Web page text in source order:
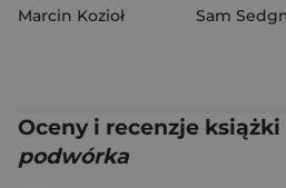
Marcin Kozioł
Sam
Oceny i recenzje książki
podwórka